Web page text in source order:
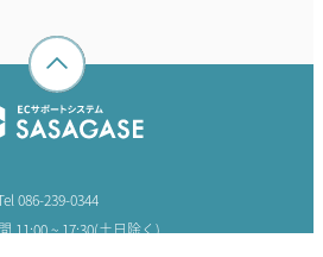
086-239-0344
11:00 ~ 17:30(土日除く)